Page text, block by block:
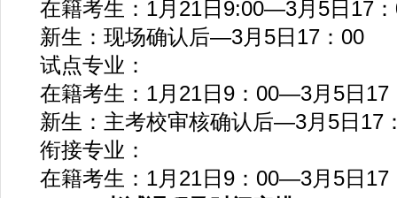
在籍考生：1月21日9:00—3月5日17
新生：现场确认后—3月5日17：00
试点专业：
在籍考生：1月21日9：00—3月5日17
新生：主考校审核确认后—3月5日17
衔接专业：
在籍考生：1月21日9：00—3月5日17